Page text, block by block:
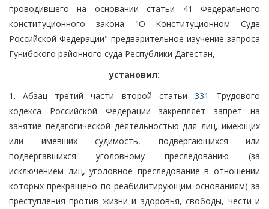
проводившего на основании статьи 41 Федерального
конституционного закона "О Конституционном Суде
Российской Федерации" предварительное изучение запроса
Гунибского районного суда Республики Дагестан,
установил:
1. Абзац третий части второй статьи 331
Трудового
кодекса Российской Федерации закрепляет запрет на
занятие педагогической деятельностью для лиц, имеющих
или имевших судимость, подвергающихся или
подвергавшихся уголовному преследованию (за
исключением лиц, уголовное преследование в отношении
которых прекращено по реабилитирующим основаниям) за
преступления против жизни и здоровья, свободы, чести и